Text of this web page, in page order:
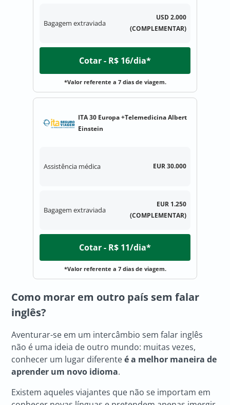
Bagagem extraviada
USD 2.000
(COMPLEMENTAR)
Cotar - R$ 16/dia*
*Valor referente a 7 dias de viagem.
ITA 30 Europa +Telemedicina Albert
Einstein
Assistência médica EUR 30.000
Bagagem extraviada
EUR 1.250
(COMPLEMENTAR)
Cotar - R$ 11/dia*
*Valor referente a 7 dias de viagem.
Como morar em outro país sem falar
inglês?
Aventurar-se em um intercâmbio sem falar inglês
não é uma ideia de outro mundo: muitas vezes,
conhecer um lugar diferenteé a melhor maneira de
aprender um novo idioma.
Existem aqueles viajantes que não se importam em